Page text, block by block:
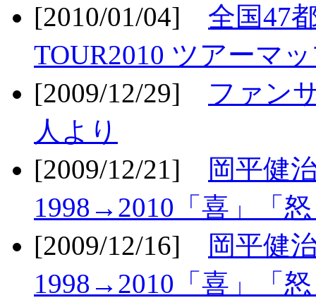
[2010/01/04] 全国47
TOUR2010 ツアーマ
[2009/12/29] ファン
人より
[2009/12/21]
岡平健
1998→2010「喜」「
[2009/12/16]
岡平健
1998→2010「喜」「